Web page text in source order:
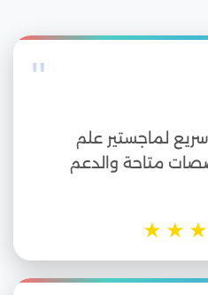
"
لماجستير علم
متاحة والدعم
★
★
★